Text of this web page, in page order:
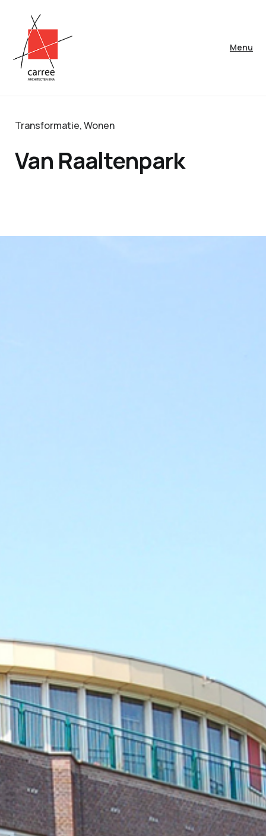
Menu
Transformatie,Wonen
Van Raaltenpark